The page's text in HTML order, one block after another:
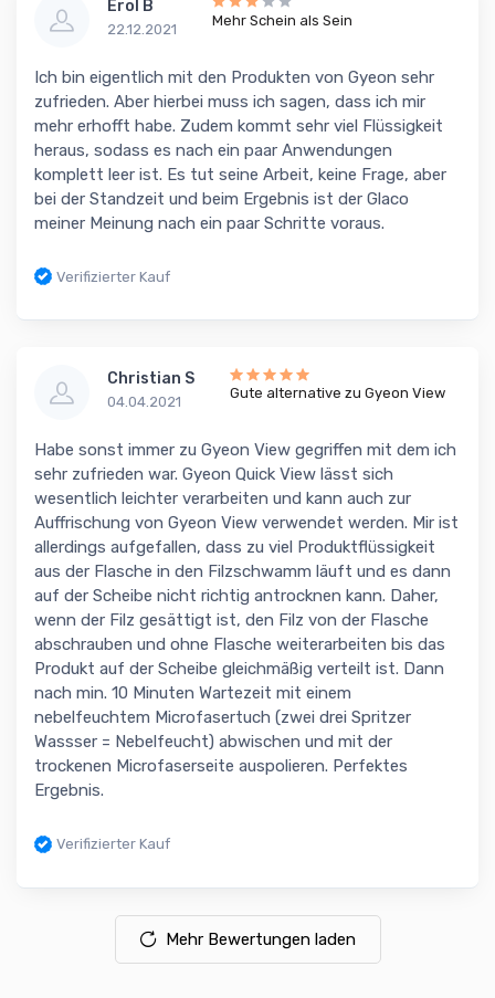
Erol B
22.12.2021
Mehr Schein als Sein
Ich bin eigentlich mit den Produkten von Gyeon sehr
zufrieden. Aber hierbei muss ich sagen, dass ich mir
mehr erhofft habe. Zudem kommt sehr viel Flüssigkeit
heraus, sodass es nach ein paar Anwendungen
komplett leer ist. Es tut seine Arbeit, keine Frage, aber
bei der Standzeit und beim Ergebnis ist der Glaco
meiner Meinung nach ein paar Schritte voraus.
Verifizierter Kauf
Christian S
04.04.2021
Gute alternative zu Gyeon View
Habe sonst immer zu Gyeon View gegriffen mit dem ich
sehr zufrieden war. Gyeon Quick View lässt sich
wesentlich leichter verarbeiten und kann auch zur
Auffrischung von Gyeon View verwendet werden. Mir ist
allerdings aufgefallen, dass zu viel Produktflüssigkeit
aus der Flasche in den Filzschwamm läuft und es dann
auf der Scheibe nicht richtig antrocknen kann. Daher,
wenn der Filz gesättigt ist, den Filz von der Flasche
abschrauben und ohne Flasche weiterarbeiten bis das
Produkt auf der Scheibe gleichmäßig verteilt ist. Dann
nach min. 10 Minuten Wartezeit mit einem
nebelfeuchtem Microfasertuch (zwei drei Spritzer
Wassser = Nebelfeucht) abwischen und mit der
trockenen Microfaserseite auspolieren. Perfektes
Ergebnis.
Verifizierter Kauf
Mehr Bewertungen laden